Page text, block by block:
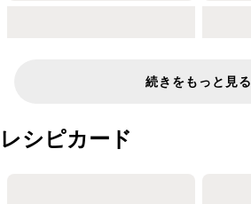
続きをもっと見る
レシピカード